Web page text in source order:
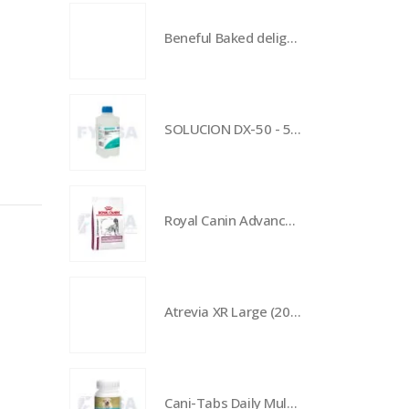
Beneful Baked delights Hugs
SOLUCION DX-50 - 500 mL
Royal Canin Advanced Mobility Support Dog - 12 kg
Atrevia XR Large (20 a 40 kg) - 4 tabletas
Cani-Tabs Daily Multi Puppy - 60 tabletas